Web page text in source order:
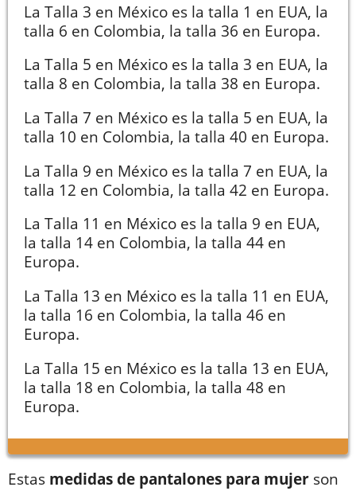
La Talla 3 en México es la talla 1 en EUA, la
talla 6 en Colombia, la talla 36 en Europa.
La Talla 5 en México es la talla 3 en EUA, la
talla 8 en Colombia, la talla 38 en Europa.
La Talla 7 en México es la talla 5 en EUA, la
talla 10 en Colombia, la talla 40 en Europa.
La Talla 9 en México es la talla 7 en EUA, la
talla 12 en Colombia, la talla 42 en Europa.
La Talla 11 en México es la talla 9 en EUA,
la talla 14 en Colombia, la talla 44 en
Europa.
La Talla 13 en México es la talla 11 en EUA,
la talla 16 en Colombia, la talla 46 en
Europa.
La Talla 15 en México es la talla 13 en EUA,
la talla 18 en Colombia, la talla 48 en
Europa.
Estas medidas de pantalones para mujer son